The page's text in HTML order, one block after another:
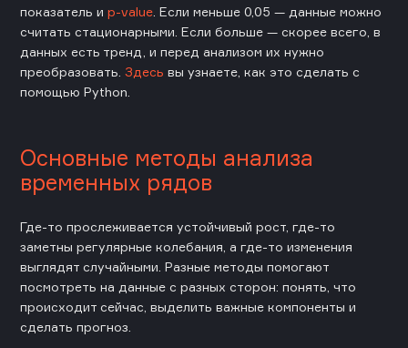
показатель и p-value . Если меньше 0,05 — данные можно
считать стационарными. Если больше — скорее всего, в
данных есть тренд, и перед анализом их нужно
преобразовать. Здесь вы узнаете, как это сделать с
помощью Python.
Основные методы анализа
временных рядов
Где-то прослеживается устойчивый рост, где-то
заметны регулярные колебания, а где-то изменения
выглядят случайными. Разные методы помогают
посмотреть на данные с разных сторон: понять, что
происходит сейчас, выделить важные компоненты и
сделать прогноз.